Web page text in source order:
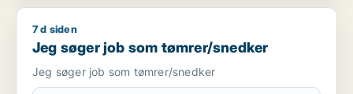
Jeg søger job som tømrer/snedker
7 d siden
Jeg søger job som tømrer/snedker
Jeg søger job som tømrer/snedker